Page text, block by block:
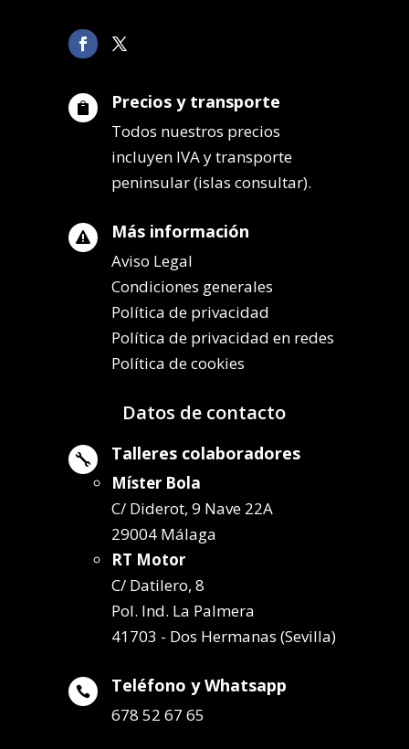
 Precios y transporte
Todos nuestros precios
incluyen IVA y transporte
peninsular (islas consultar).
 Más información
Aviso Legal
Condiciones generales
Política de privacidad
Política de privacidad en redes
Política de cookies
Datos de contacto
 Talleres colaboradores
Míster Bola
C/ Diderot, 9 Nave 22A
29004 Málaga
RT Motor
C/ Datilero, 8
Pol. Ind. La Palmera
41703 - Dos Hermanas (Sevilla)
 Teléfono y Whatsapp
678 52 67 65